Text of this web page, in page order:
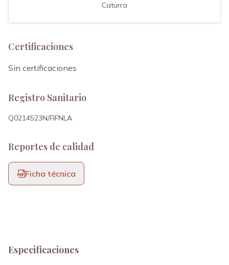
Caturra
Certificaciones
Sin certificaciones
Registro Sanitario
Q0214523N/FIFNLA
Reportes de calidad
Ficha técnica
Especificaciones